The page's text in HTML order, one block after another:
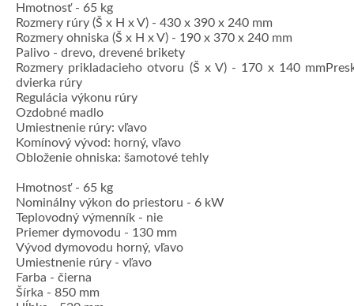
Hmotnosť - 65 kg
Rozmery rúry (Š x H x V) - 430 x 390 x 240 mm
Rozmery ohniska (Š x H x V) - 190 x 370 x 240 mm
Palivo - drevo, drevené brikety
Rozmery prikladacieho otvoru (Š x V) - 170 x 140
dvierka rúry
Regulácia výkonu rúry
Ozdobné madlo
Umiestnenie rúry: vľavo
Komínový vývod: horný, vľavo
Obloženie ohniska: šamotové tehly
Hmotnosť - 65 kg
Nominálny výkon do priestoru - 6 kW
Teplovodný výmenník - nie
Priemer dymovodu - 130 mm
Vývod dymovodu horný, vľavo
Umiestnenie rúry - vľavo
Farba - čierna
Šírka - 850 mm